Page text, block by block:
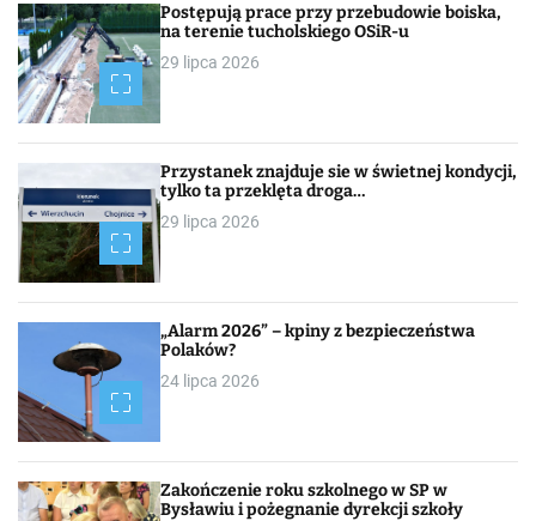
Postępują prace przy przebudowie boiska,
na terenie tucholskiego OSiR-u
29 lipca 2026
Przystanek znajduje sie w świetnej kondycji,
tylko ta przeklęta droga…
29 lipca 2026
„Alarm 2026” – kpiny z bezpieczeństwa
Polaków?
24 lipca 2026
Zakończenie roku szkolnego w SP w
Bysławiu i pożegnanie dyrekcji szkoły